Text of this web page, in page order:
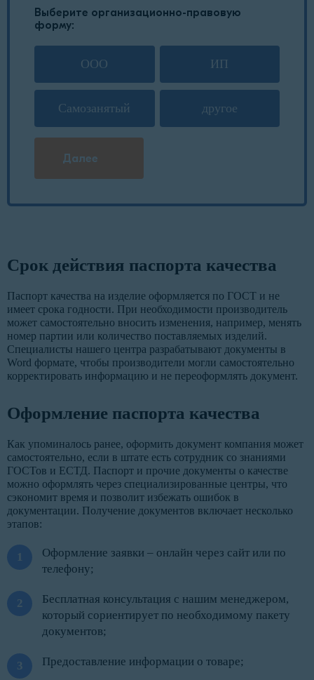
Выберите организационно-правовую
форму:
ООО ИП
Самозанятый другое
Далее
Срок действия паспорта качества
Паспорт качества на изделие оформляется по ГОСТ и не
имеет срока годности. При необходимости производитель
может самостоятельно вносить изменения, например, менять
номер партии или количество поставляемых изделий.
Специалисты нашего центра разрабатывают документы в
Word формате, чтобы производители могли самостоятельно
корректировать информацию и не переоформлять документ.
Оформление паспорта качества
Как упоминалось ранее, оформить документ компания может
самостоятельно, если в штате есть сотрудник со знаниями
ГОСТов и ЕСТД. Паспорт и прочие документы о качестве
можно оформлять через специализированные центры, что
сэкономит время и позволит избежать ошибок в
документации. Получение документов включает несколько
этапов:
Оформление заявки – онлайн через сайт или по
телефону;
Бесплатная консультация с нашим менеджером,
который сориентирует по необходимому пакету
документов;
Предоставление информации о товаре;